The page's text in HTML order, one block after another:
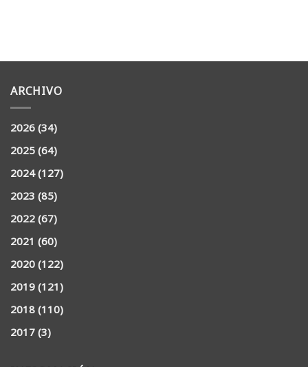
ARCHIVO
2026(34)
2025(64)
2024(127)
2023(85)
2022(67)
2021 (60)
2020(122)
2019(121)
2018(110)
2017(3)